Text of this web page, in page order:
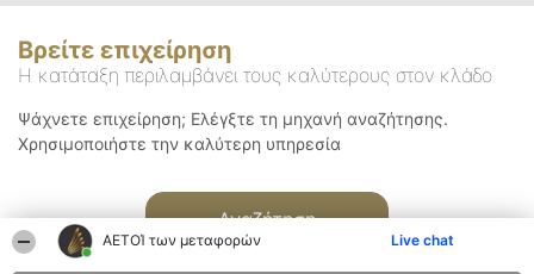
ΑΕΤΟΊ των μεταφορών Live chat
Βρείτε επιχείρηση
Η κατάταξη περιλαμβάνει τους καλύτερους στον κλάδο
Ψάχνετε επιχείρηση; Ελέγξτε τη μηχανή αναζήτησης.
Χρησιμοποιήστε την καλύτερη υπηρεσία
Αναζήτηση